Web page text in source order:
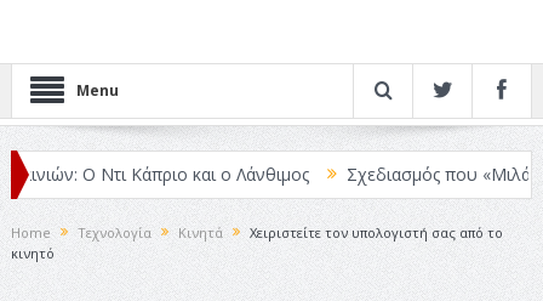
Menu
Ο Ντι Κάπριο και ο Λάνθιμος Σχεδιασμός που «Μιλάει» Χωρίς
Home Τεχνολογία Κινητά
Χειριστείτε τον υπολογιστή σας από το
κινητό